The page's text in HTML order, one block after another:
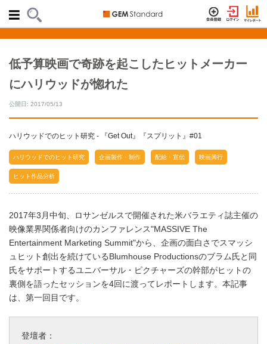
低予算映画で奇跡を起こしたヒットメーカー
にハリウッドが惚れた
公開日: 2017/05/13
ハリウッドでのヒット研究 - 『Get Out』『スプリット』#01
ハリウッドでのヒット研究 企画製作・制作 配給・宣伝 映画興行
ヒット作品分析
2017年3月中旬、ロサンゼルスで開催された米バラエティ誌主催の
映像業界関係者向けのカンファレンス"MASSIVE The
Entertainment Marketing Summit"から、企画の面白さでスマッシ
ュヒット創出を続けているBlumhouse Productionsのブラム氏と同
氏をサポートするユニバーサル・ピクチャーズの幹部がヒットの
裏側を語ったセッションを4回に渡ってレポートします。本記事
は、第一回目です。
登壇者：